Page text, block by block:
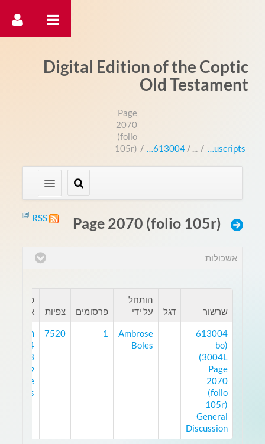
Digital Edition of the Coptic
Old Testament
Manuscripts
/
613004 (bo 3004L)
/
Page
2070
(folio
105r)
RSS Page 2070 (folio 105r)
אשכולות
שרשור דגל
הותחל
על ידי
פרסומים צפיות
פרסום
אחרון
613004
(bo
3004L)
Page
2070
(folio
105r)
General
Discussion
Ambrose
Boles
1
7520
תאריך:
0:33
לפי:
Ambrose
Boles